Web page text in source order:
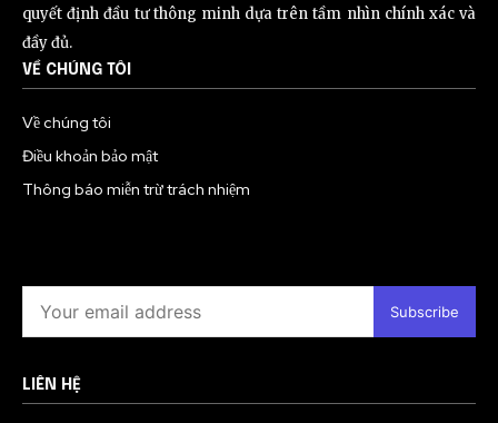
quyết định đầu tư thông minh dựa trên tầm nhìn chính xác và
đầy đủ.
VỀ CHÚNG TÔI
Về chúng tôi
Điều khoản bảo mật
Thông báo miễn trừ trách nhiệm
Subscribe
LIÊN HỆ